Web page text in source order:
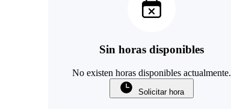
Sin horas disponibles
No existen horas disponibles actualmente.
Solicitar hora